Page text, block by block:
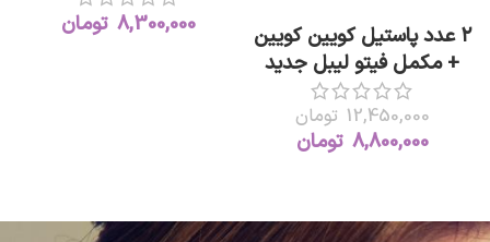
۲ عدد پاستیل کویین کویین
+ مکمل فیتو لیبل جدید
12,450,000 تومان
8,800,000 تومان
8,300,000 تومان